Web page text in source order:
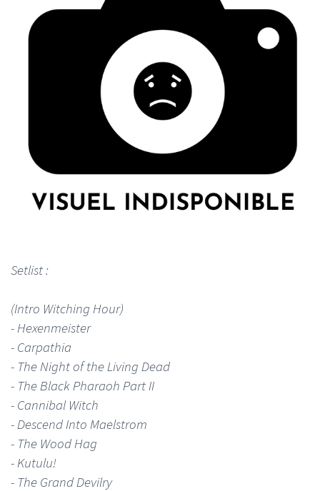
Setlist :
(Intro Witching Hour)
- Hexenmeister
- Carpathia
- The Night of the Living Dead
- The Black Pharaoh Part II
- Cannibal Witch
- Descend Into Maelstrom
- The Wood Hag
- Kutulu!
- The Grand Devilry